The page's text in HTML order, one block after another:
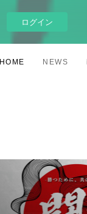
ログイン
HOME NEWS